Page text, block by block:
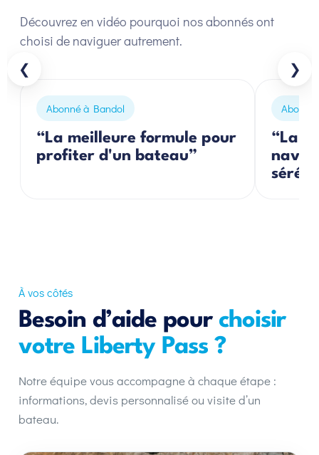
Découvrez en vidéo pourquoi nos abonnés ont
choisi de naviguer autrement.
❮ ❯
Abonné à Bandol
“La meilleure formule pour
profiter d'un bateau”
“La
À vos côtés
Besoin d’aide pour choisir
votre Liberty Pass ?
Notre équipe vous accompagne à chaque étape :
informations, devis personnalisé ou visite d’un
bateau.